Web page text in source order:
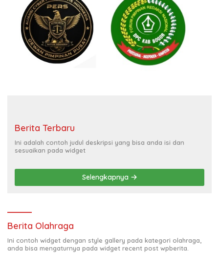
Berita Terbaru
Ini adalah contoh judul deskripsi yang bisa anda isi dan
sesuaikan pada widget
Selengkapnya
Berita Olahraga
Ini contoh widget dengan style gallery pada kategori olahraga,
anda bisa mengaturnya pada widget recent post wpberita.